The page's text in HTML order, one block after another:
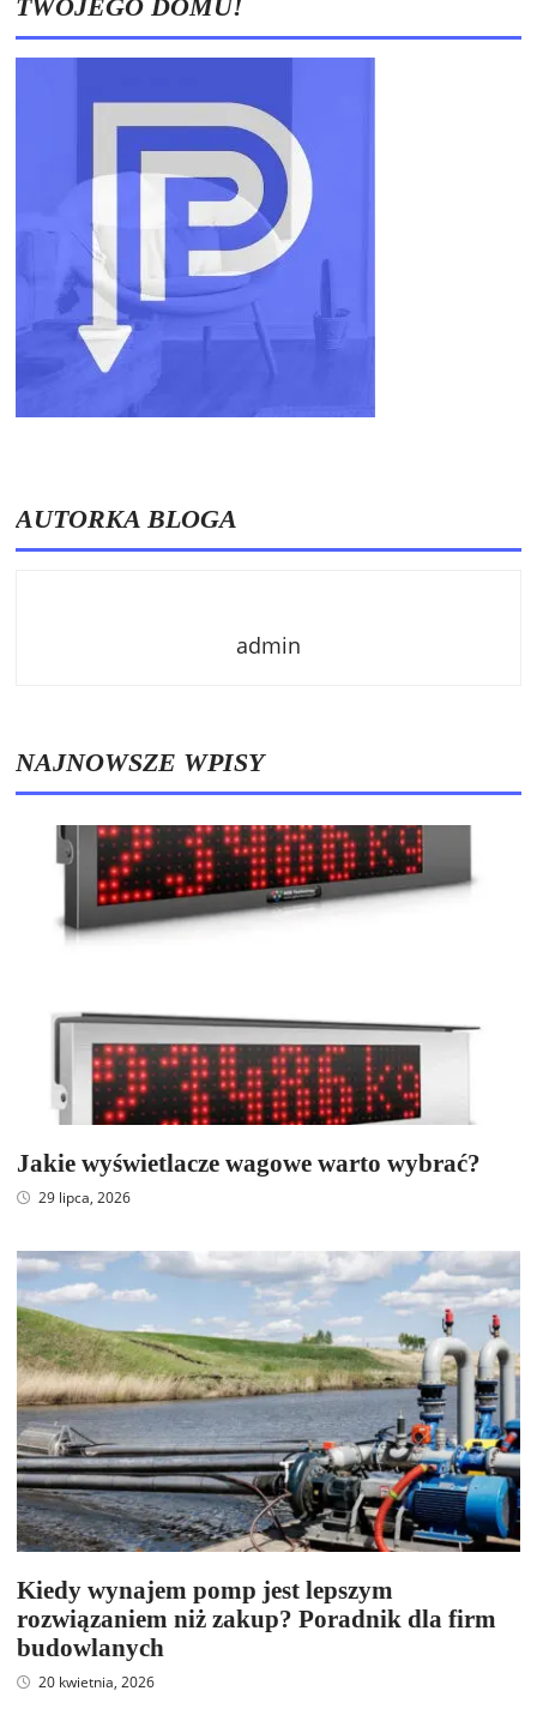
TWOJEGO DOMU!
AUTORKA BLOGA
admin
NAJNOWSZE WPISY
Jakie wyświetlacze wagowe warto wybrać?
29 lipca, 2026
Kiedy wynajem pomp jest lepszym
rozwiązaniem niż zakup? Poradnik dla firm
budowlanych
20 kwietnia, 2026